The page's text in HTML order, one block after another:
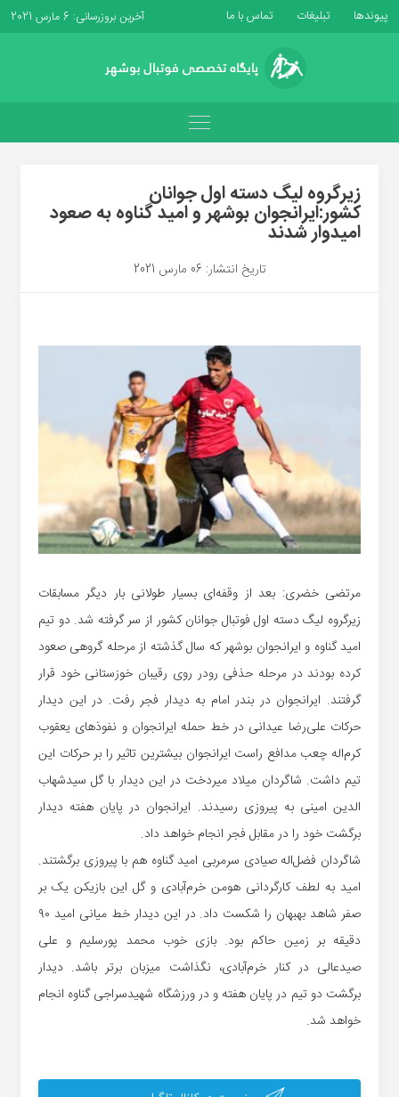
پیوندها تبلیغات تماس با ما آخرین بروزرسانی: 6 مارس 2021
زیرگروه لیگ دسته اول جوانان
کشور:ایرانجوان بوشهر و امید گناوه به صعود
امیدوار شدند
تاریخ انتشار: 06 مارس 2021
مرتضی خضری: بعد از وقفه‌ای بسیار طولانی بار دیگر مسابقات
زیرگروه لیگ دسته اول فوتبال جوانان کشور از سر گرفته شد. دو تیم
امید گناوه و ایرانجوان بوشهر که سال گذشته از مرحله گروهی صعود
کرده بودند در مرحله حذفی رودر روی رقیبان خوزستانی خود قرار
گرفتند. ایرانجوان در بندر امام به دیدار فجر رفت. در این دیدار
حرکات علی‌رضا عیدانی در خط حمله ایرانجوان و نفوذهای یعقوب
کرم‌اله چعب مدافع راست ایرانجوان بیشترین تاثیر را بر حرکات این
تیم داشت. شاگردان میلاد میردخت در این دیدار با گل سیدشهاب
الدین امینی به پیروزی رسیدند. ایرانجوان در پایان هفته دیدار
برگشت خود را در مقابل فجر انجام خواهد داد.
شاگردان فضل‌اله صیادی سرمربی امید گناوه هم با پیروزی برگشتند.
امید به لطف کارگردانی هومن خرم‌آبادی و گل این بازیکن یک بر
صفر شاهد بهبهان را شکست داد. در این دیدار خط میانی امید ۹۰
دقیقه بر زمین حاکم بود. بازی خوب محمد پورسلیم و علی
صیدعالی در کنار خرم‌آبادی، نگذاشت میزبان برتر باشد. دیدار
برگشت دو تیم در پایان هفته و در ورزشگاه شهیدسراجی گناوه انجام
خواهد شد.